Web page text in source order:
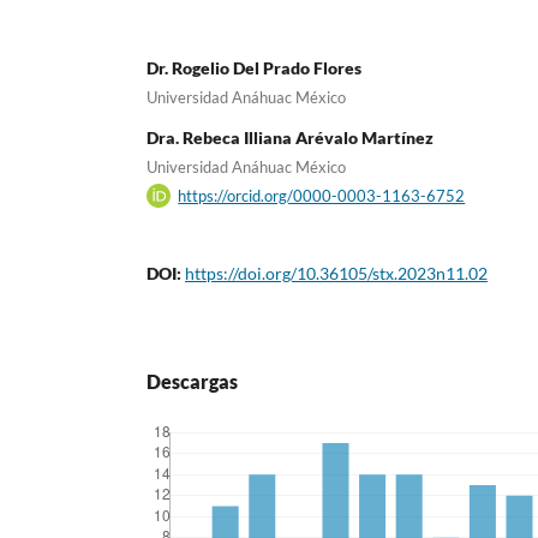
Dr. Rogelio Del Prado Flores
Universidad Anáhuac México
Dra. Rebeca Illiana Arévalo Martínez
Universidad Anáhuac México
https://orcid.org/0000-0003-1163-6752
DOI: https://doi.org/10.36105/stx.2023n11.02
Descargas